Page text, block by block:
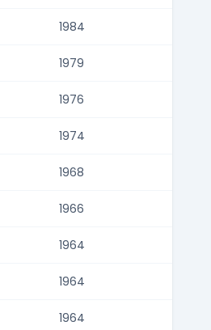
1984
1979
1976
1974
1968
1966
1964
1964
1964